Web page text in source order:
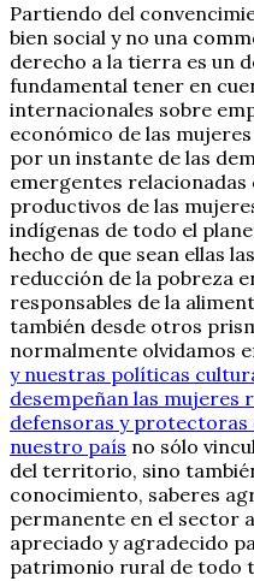
Partiendo del
bien social y no una
derecho a la tierra es un
fundamental tener en
internacionales sobre
económico de las
por un instante de las
emergentes relacionadas
productivos de las
indígenas de todo el
hecho de que sean ellas
reducción de la pobreza
responsables de la
también desde otros
normalmente olvidamos
y nuestras políticas
desempeñan las mujeres
defensoras y protectoras
nuestro país no sólo
del territorio, sino
conocimiento, saberes
permanente en el sector
apreciado y agradecido
patrimonio rural de todo